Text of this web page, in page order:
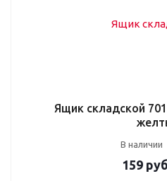
Ящик складской
В наличии
159